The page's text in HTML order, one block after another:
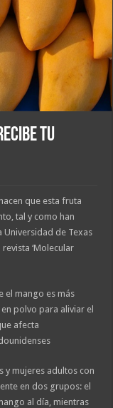
tu
que esta fruta
tal y como han
de Texas
‘Molecular
el mango es más
polvo para aliviar el
afecta
y mujeres adultos con
en dos grupos: el
al día, mientras